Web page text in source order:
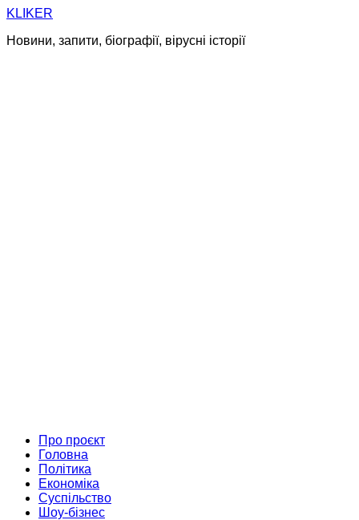
Skip
content
KLIKER
Новини, запити, біографії, вірусні історії
Про проєкт
Головна
Політика
Економіка
Суспільство
Шоу-бізнес